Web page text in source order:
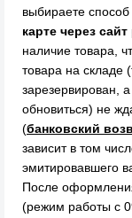
выбираете
карте через сайт
наличие товара,
товара на складе
зарезервирован,
обновиться) не
(банковский
зависит в том
эмитировавшего
После
(режим работы с